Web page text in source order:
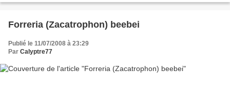
Forreria (Zacatrophon) beebei
Publié le 11/07/2008 à 23:29
Par Calyptre77